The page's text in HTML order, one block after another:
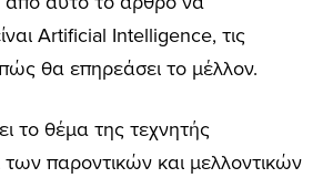
Artificial Intelligence, τις
θα επηρεάσει το μέλλον.
το θέμα της τεχνητής
παροντικών και μελλοντικών